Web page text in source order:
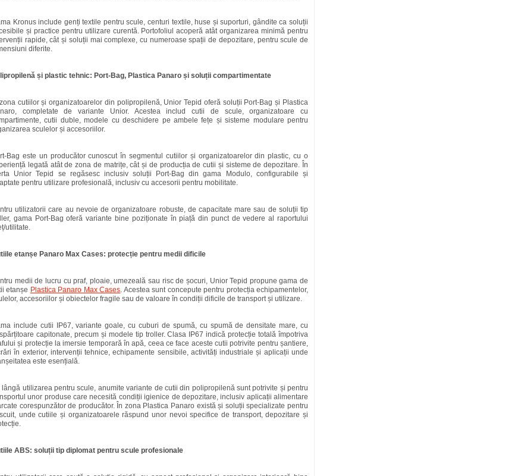
Kronus include genți textile pentru scule, centuri textile, huse și suporturi, gândite ca soluții
și practice pentru utilizare curentă. Portofoliul acoperă atât organizarea minimă pentru
rapide, cât și soluții mai complexe, cu numeroase spații de depozitare, pentru scule de
diferite.
și plastic tehnic: Port-Bag, Plastica Panaro și soluții compartimentate
cutiilor și organizatoarelor din polipropilenă, Unior Tepid oferă soluții Port-Bag și Plastica
completate de variante Unior. Acestea includ cutii de scule, organizatoare cu
cutii duble, modele cu deschidere pe ambele fețe și sisteme modulare pentru
sculelor și accesoriilor.
Bag este un producător cunoscut în segmentul cutiilor și organizatoarelor din plastic, cu o
legată atât de zona de matrițe, cât și de producția de cutii și sisteme de depozitare. În
Unior Tepid se regăsesc inclusiv soluții Port-Bag din gama Modulo, configurabile și
pentru utilizare profesională, inclusiv cu accesorii pentru mobilitate.
utilizatorii care au nevoie de organizatoare robuste, de capacitate mare sau de soluții tip
gama Port-Bag oferă variante bine poziționate în piață din punct de vedere al raportului
utilitate.
etanșe Panaro Max Cases: protecție pentru medii dificile
medii de lucru cu praf, ploaie, umezeală sau risc de șocuri, Unior Tepid propune gama de
etanșe Plastica Panaro Max Cases. Acestea sunt concepute pentru protecția echipamentelor,
accesoriilor și obiectelor fragile sau de valoare în condiții dificile de transport și utilizare.
include cutii IP67, variante goale, cu cuburi de spumă, cu spumă de densitate mare, cu
capitonate, precum și modele tip troller. Clasa IP67 indică protecție totală împotriva
și protecție la imersie temporară în apă, ceea ce face aceste cutii potrivite pentru șantiere,
în exterior, intervenții tehnice, echipamente sensibile, activități industriale și aplicații unde
este esențială.
lângă utilizarea pentru scule, anumite variante de cutii din polipropilenă sunt potrivite și pentru
unor produse care necesită condiții igienice de depozitare, inclusiv aplicații alimentare
corespunzător de producător. În zona Plastica Panaro există și soluții specializate pentru
unde cutiile și organizatoarele răspund unor nevoi specifice de transport, depozitare și
ABS: soluții tip diplomat pentru scule profesionale